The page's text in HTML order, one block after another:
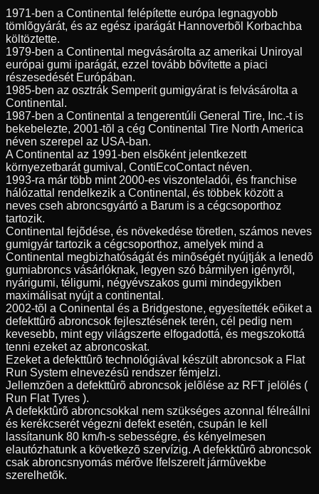
1971-ben a Continental felépítette európa legnagyobb
tömlõgyárát, és az egész iparágát Hannoverbõl Korbachba
költöztette.
1979-ben a Continental megvásárolta az amerikai Uniroyal
európai gumi iparágát, ezzel tovább bõvítette a piaci
részesedését Európában.
1985-ben az osztrák Semperit gumigyárat is felvásárolta a
Continental.
1987-ben a Continental a tengerentúli General Tire, Inc.-t is
bekebelezte, 2001-tõl a cég Continental Tire North America
néven szerepel az USA-ban.
A Continental az 1991-ben elsõként jelentkezett
környezetbarát gumival, ContiEcoContact néven.
1993-ra már több mint 2000-es viszonteladói, és franchise
hálózattal rendelkezik a Continental, és többek között a
neves cseh abroncsgyártó a Barum is a cégcsoporthoz
tartozik.
Continental fejõdése, és növekedése töretlen, számos neves
gumigyár tartozik a cégcsoporthoz, amelyek mind a
Continental megbizhatóságát és minõségét nyújtják a lenedõ
gumiabroncs vásárlóknak, legyen szó bármilyen igényrõl,
nyárigumi, téligumi, négyévszakos gumi mindegyikben
maximálisat nyújt a continental.
2002-tõl a Coninental és a Bridgestone, egyesítették eõiket a
defekttûrõ abroncsok fejlesztésének terén, cél pedig nem
kevesebb, mint egy világszerte elfogadottá, és megszokottá
tenni ezeket az abroncoskat.
Ezeket a defekttûrõ technológiával készült abroncsok a Flat
Run System elnevezésû rendszer fémjelzi.
Jellemzõen a defekttûrõ abroncsok jelõlése az RFT jelölés (
Run Flat Tyres ).
A defekktûrõ abroncsokkal nem szükséges azonnal félreállni
és kerékcserét végezni defekt esetén, csupán le kell
lassítanunk 80 km/h-s sebességre, és kényelmesen
elautózhatunk a következõ szervízig. A defekktûrõ abroncsok
csak abroncsnyomás mérõve lfelszerelt jármûvekbe
szerelhetõk.